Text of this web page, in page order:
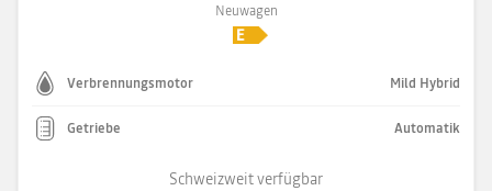
Neuwagen
Verbrennungsmotor Mild Hybrid
Getriebe Automatik
Schweizweit verfügbar